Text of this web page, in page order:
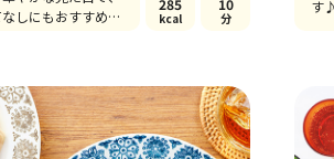
しにもおすすめの
285
kcal
10
分
す